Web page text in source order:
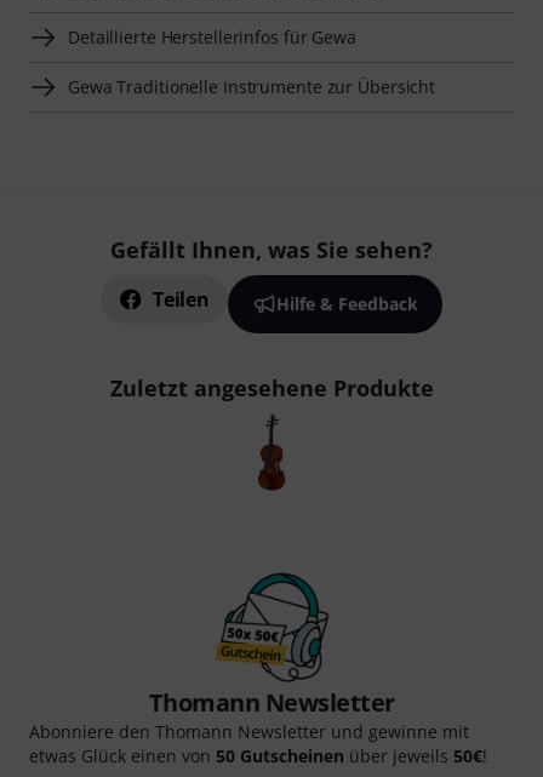
Detaillierte Herstellerinfos für Gewa
Gewa Traditionelle Instrumente zur Übersicht
Gefällt Ihnen, was Sie sehen?
Teilen Hilfe & Feedback
Zuletzt angesehene Produkte
Thomann Newsletter
Abonniere den Thomann Newsletter und gewinne mit
etwas Glück einen von 50 Gutscheinen über jeweils 50€!